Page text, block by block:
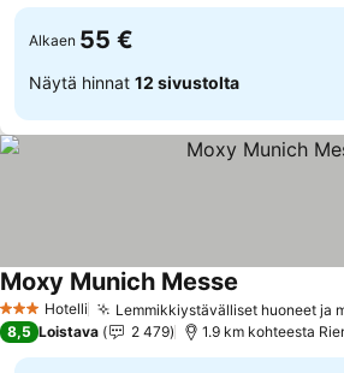
Alkaen 55 €
Näytä hinnat 12 sivustolta
3 Tähtiluokitus
Hotelli Lemmikkiystävälliset huoneet ja
Moxy Munich Messe
8,5 Loistava 2 479 1.9 km kohteesta